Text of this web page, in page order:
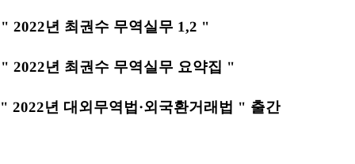
" 2022년 최권수 무역실무 1,2 "
" 2022년 최권수 무역실무 요약집 "
" 2022년 대외무역법·외국환거래법 " 출간